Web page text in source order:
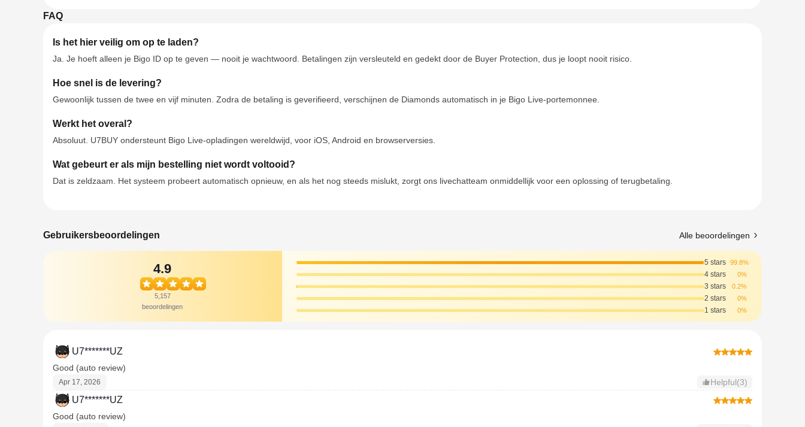
FAQ
Is het hier veilig om op te laden?
Ja. Je hoeft alleen je Bigo ID op te geven — nooit je wachtwoord. Betalingen zijn versleuteld en gedekt door de Buyer Protection, dus je loopt nooit risico.
Hoe snel is de levering?
Gewoonlijk tussen de twee en vijf minuten. Zodra de betaling is geverifieerd, verschijnen de Diamonds automatisch in je Bigo Live-portemonnee.
Werkt het overal?
Absoluut. U7BUY ondersteunt Bigo Live-opladingen wereldwijd, voor iOS, Android en browserversies.
Wat gebeurt er als mijn bestelling niet wordt voltooid?
Dat is zeldzaam. Het systeem probeert automatisch opnieuw, en als het nog steeds mislukt, zorgt ons livechatteam onmiddellijk voor een oplossing of terugbetaling.
Gebruikersbeoordelingen Alle beoordelingen
4.9
5,157
beoordelingen
5 stars 99.8%
4 stars 0%
3 stars 0.2%
2 stars 0%
1 stars 0%
U7*******UZ
Good (auto review)
Apr 17, 2026 Helpful(3)
U7*******UZ
Good (auto review)